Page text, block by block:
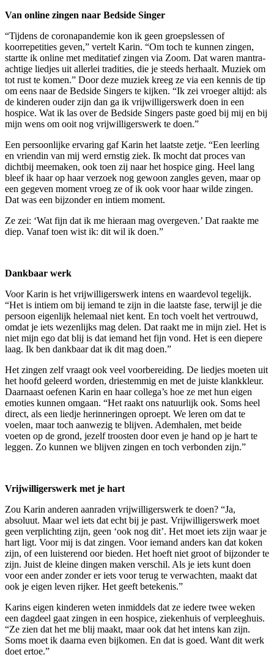
Van online zingen naar Bedside Singer
“Tijdens de coronapandemie kon ik geen groepslessen of
koorrepetities geven,” vertelt Karin. “Om toch te kunnen zingen,
startte ik online met meditatief zingen via Zoom. Dat waren mantra-
achtige liedjes uit allerlei tradities, die je steeds herhaalt. Muziek om
tot rust te komen.” Door deze muziek kreeg ze via een kennis de tip
om eens naar de Bedside Singers te kijken. “Ik zei vroeger altijd: als
de kinderen ouder zijn dan ga ik vrijwilligerswerk doen in een
hospice. Wat ik las over de Bedside Singers paste goed bij mij en bij
mijn wens om ooit nog vrijwilligerswerk te doen.”
Een persoonlijke ervaring gaf Karin het laatste zetje. “Een leerling
en vriendin van mij werd ernstig ziek. Ik mocht dat proces van
dichtbij meemaken, ook toen zij naar het hospice ging. Heel lang
bleef ik haar op haar verzoek nog gewoon zangles geven, maar op
een gegeven moment vroeg ze of ik ook voor haar wilde zingen.
Dat was een bijzonder en intiem moment.
Ze zei: ‘Wat fijn dat ik me hieraan mag overgeven.’ Dat raakte me
diep. Vanaf toen wist ik: dit wil ik doen.”
Dankbaar werk
Voor Karin is het vrijwilligerswerk intens en waardevol tegelijk.
“Het is intiem om bij iemand te zijn in die laatste fase, terwijl je die
persoon eigenlijk helemaal niet kent. En toch voelt het vertrouwd,
omdat je iets wezenlijks mag delen. Dat raakt me in mijn ziel. Het is
niet mijn ego dat blij is dat iemand het fijn vond. Het is een diepere
laag. Ik ben dankbaar dat ik dit mag doen.”
Het zingen zelf vraagt ook veel voorbereiding. De liedjes moeten uit
het hoofd geleerd worden, driestemmig en met de juiste klankkleur.
Daarnaast oefenen Karin en haar collega’s hoe ze met hun eigen
emoties kunnen omgaan. “Het raakt ons natuurlijk ook. Soms heel
direct, als een liedje herinneringen oproept. We leren om dat te
voelen, maar toch aanwezig te blijven. Ademhalen, met beide
voeten op de grond, jezelf troosten door even je hand op je hart te
leggen. Zo kunnen we blijven zingen en toch verbonden zijn.”
Vrijwilligerswerk met je hart
Zou Karin anderen aanraden vrijwilligerswerk te doen? “Ja,
absoluut. Maar wel iets dat echt bij je past. Vrijwilligerswerk moet
geen verplichting zijn, geen ‘ook nog dit’. Het moet iets zijn waar je
hart ligt. Voor mij is dat zingen. Voor iemand anders kan dat koken
zijn, of een luisterend oor bieden. Het hoeft niet groot of bijzonder te
zijn. Juist de kleine dingen maken verschil. Als je iets kunt doen
voor een ander zonder er iets voor terug te verwachten, maakt dat
ook je eigen leven rijker. Het geeft betekenis.”
Karins eigen kinderen weten inmiddels dat ze iedere twee weken
een dagdeel gaat zingen in een hospice, ziekenhuis of verpleeghuis.
“Ze zien dat het me blij maakt, maar ook dat het intens kan zijn.
Soms moet ik daarna even bijkomen. En dat is goed. Want dit werk
doet ertoe.”